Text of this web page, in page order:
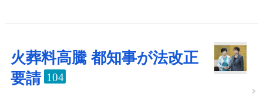
火葬料高騰 都知事が法改正
要請 104